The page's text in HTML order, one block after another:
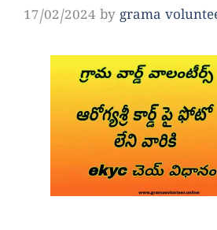
17/02/2024 by grama